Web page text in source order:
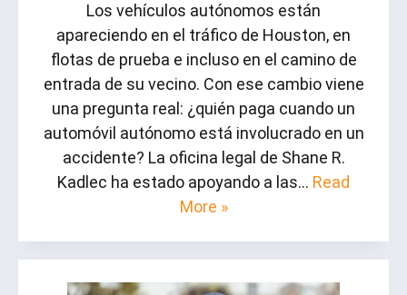
Los vehículos autónomos están
apareciendo en el tráfico de Houston, en
flotas de prueba e incluso en el camino de
entrada de su vecino. Con ese cambio viene
una pregunta real: ¿quién paga cuando un
automóvil autónomo está involucrado en un
accidente? La oficina legal de Shane R.
Kadlec ha estado apoyando a las… Read
More »